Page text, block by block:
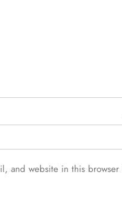
and website in this